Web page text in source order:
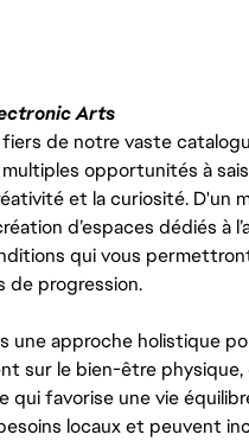
Arts
de notre vaste
opportunités à
et la curiosité. D'un
d’espaces dédiés à
qui vous
progression.
une approche holistique
sur le bien-être
qui favorise une vie
locaux et peuvent